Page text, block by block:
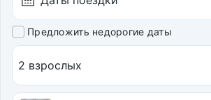
Предложить недорогие даты
2 взрослых